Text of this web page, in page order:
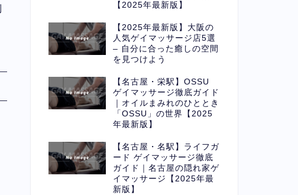
【2025年最新版】
【2025年最新版】大阪の
人気ゲイマッサージ店5選
– 自分に合った癒しの空間
を見つけよう
【名古屋・栄駅】OSSU
ゲイマッサージ徹底ガイド
｜オイルまみれのひととき
「OSSU」の世界【2025
年最新版】
【名古屋・名駅】ライフガ
ード ゲイマッサージ徹底
ガイド｜名古屋の隠れ家ゲ
イマッサージ【2025年最
新版】